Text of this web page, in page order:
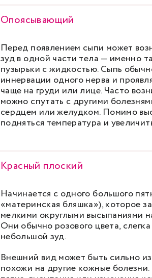
Опоясывающий
Перед появлением сыпи может
зуд в одной части тела — именно
пузырьки с жидкостью. Сыпь
иннервации одного нерва и
чаще на груди или лице. Часто
можно спутать с другими
сердцем или желудком. Помимо
подняться температура и
Красный плоский
Начинается с одного большого
«материнская бляшка»), которое
мелкими округлыми высыпаниями
Они обычно розового цвета,
небольшой зуд.
Внешний вид может быть сильно
похожи на другие кожные